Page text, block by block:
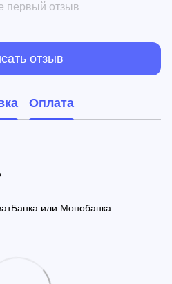
первый отзыв
отзыв
Оплата
или Монобанка